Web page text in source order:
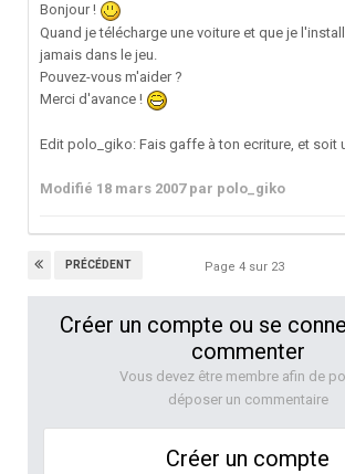
Bonjour !
Quand je télécharge une voiture et que je
jamais dans le jeu.
Pouvez-vous m'aider ?
Merci d'avance !
Edit polo_giko: Fais gaffe à ton ecriture, et soit
Modifié 18 mars 2007par polo_giko
PRÉCÉDENT Page 4 sur 23
Créer un compte ou se
commenter
Vous devez être membre afin de
déposer un commentaire
Créer un compte